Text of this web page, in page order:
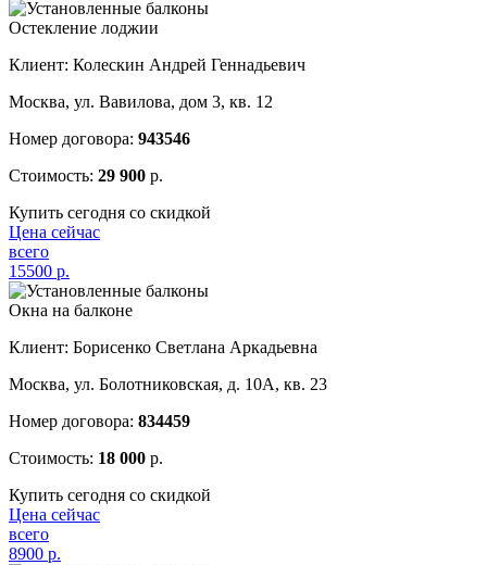
Остекление лоджии
Клиент: Колескин Андрей Геннадьевич
Москва, ул. Вавилова, дом 3, кв. 12
Номер договора: 943546
Стоимость: 29 900 р.
Купить сегодня со скидкой
Цена сейчас
всего
15500 р.
Окна на балконе
Клиент: Борисенко Светлана Аркадьевна
Москва, ул. Болотниковская, д. 10А, кв. 23
Номер договора: 834459
Стоимость: 18 000 р.
Купить сегодня со скидкой
Цена сейчас
всего
8900 р.